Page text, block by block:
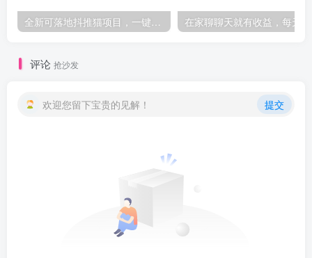
全新可落地抖推猫项目，一键代发，躺赚收益get！月入1w+-品小先项目发源地
评论 抢沙发
欢迎您留下宝贵的见解！ 提交